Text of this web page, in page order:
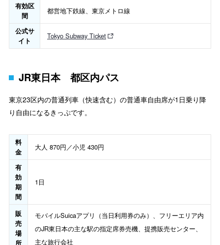
有効区
間
都営地下鉄線、東京メトロ線
公式サ
イト
Tokyo Subway Ticket
JR東日本 都区内パス
東京23区内の普通列車（快速含む）の普通車自由席が1日乗り降
り自由になるきっぷです。
料
金
大人 870円／小児 430円
有
効
期
間
1日
販
売
場
所
モバイルSuicaアプリ（当日利用券のみ）、フリーエリア内
のJR東日本の主な駅の指定席券売機、提携販売センター、
主な旅行会社